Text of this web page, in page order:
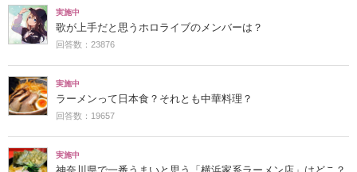
実施中
歌が上手だと思うホロライブのメンバーは？
回答数：23876
実施中
ラーメンって日本食？それとも中華料理？
回答数：19657
実施中